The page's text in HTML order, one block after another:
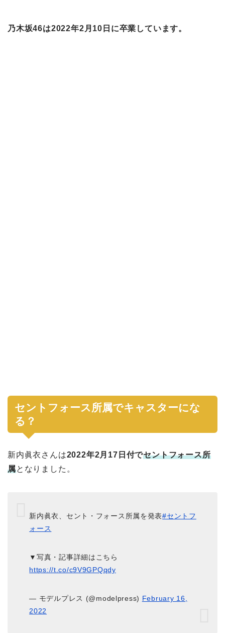
乃木坂46は2022年2月10日に卒業しています。
セントフォース所属でキャスターにな
る？
新内眞衣さんは2022年2月17日付でセントフォース所
属となりました。
新内眞衣、セント・フォース所属を発表#セントフ
ォース
▼写真・記事詳細はこちら
https://t.co/c9V9GPQqdy
— モデルプレス (@modelpress) February 16,
2022